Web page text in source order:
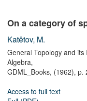
On a category of
Katětov, M.
General Topology and
Algebra,
GDML_Books, (1962), p.
Access to full text